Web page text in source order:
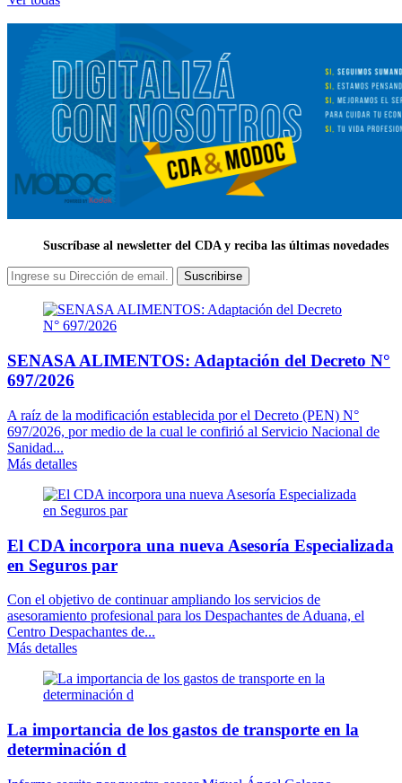
Suscríbase al newsletter del CDA y reciba las últimas novedades
Suscribirse
SENASA ALIMENTOS: Adaptación del Decreto N°
697/2026
A raíz de la modificación establecida por el Decreto (PEN) N°
697/2026, por medio de la cual le confirió al Servicio Nacional de
Sanidad...
Más detalles
El CDA incorpora una nueva Asesoría Especializada
en Seguros par
Con el objetivo de continuar ampliando los servicios de
asesoramiento profesional para los Despachantes de Aduana, el
Centro Despachantes de...
Más detalles
La importancia de los gastos de transporte en la
determinación d